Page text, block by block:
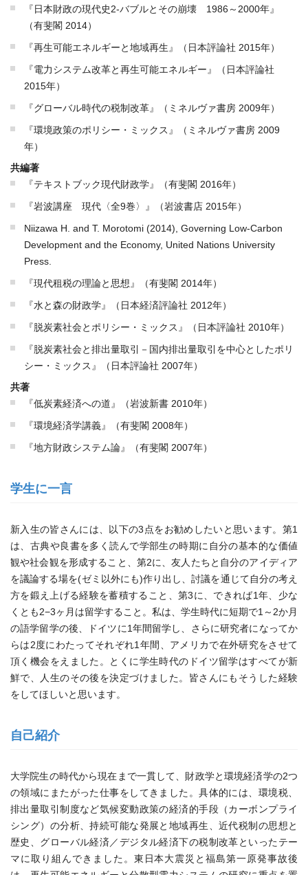
『日本財政の現代史2‐バブルとその崩壊 1986～2000年』
（有斐閣 2014）
『再生可能エネルギーと地域再生』（日本評論社 2015年）
『電力システム改革と再生可能エネルギー』（日本評論社
2015年）
『グローバル時代の税制改革』（ミネルヴァ書房 2009年）
『環境政策のポリシー・ミックス』（ミネルヴァ書房 2009
年）
共編著
『テキストブック現代財政学』（有斐閣 2016年）
『岩波講座 現代〈全9巻〉』（岩波書店 2015年）
Niizawa H. and T. Morotomi (2014), Governing Low-Carbon
Development and the Economy, United Nations University
Press.
『現代租税の理論と思想』（有斐閣 2014年）
『水と森の財政学』（日本経済評論社 2012年）
『脱炭素社会とポリシー・ミックス』（日本評論社 2010年）
『脱炭素社会と排出量取引－国内排出量取引を中心としたポリ
シー・ミックス』（日本評論社 2007年）
共著
『低炭素経済への道』（岩波新書 2010年）
『環境経済学講義』（有斐閣 2008年）
『地方財政システム論』（有斐閣 2007年）
学生に一言
新入生の皆さんには、以下の3点をお勧めしたいと思います。第1
は、古典や良書を多く読んで学部生の時期に自分の基本的な価値
観や社会観を形成すること、第2に、友人たちと自分のアイディア
を議論する場を(ゼミ以外にも)作り出し、討議を通じて自分の考え
方を鍛え上げる経験を蓄積すること、第3に、できれば1年、少な
くとも2−3ヶ月は留学すること。私は、学生時代に短期で1～2か月
の語学留学の後、ドイツに1年間留学し、さらに研究者になってか
らは2度にわたってそれぞれ1年間、アメリカで在外研究をさせて
頂く機会をえました。とくに学生時代のドイツ留学はすべてが新
鮮で、人生のその後を決定づけました。皆さんにもそうした経験
をしてほしいと思います。
自己紹介
大学院生の時代から現在まで一貫して、財政学と環境経済学の2つ
の領域にまたがった仕事をしてきました。具体的には、環境税、
排出量取引制度など気候変動政策の経済的手段（カーボンプライ
シング）の分析、持続可能な発展と地域再生、近代税制の思想と
歴史、グローバル経済／デジタル経済下の税制改革といったテー
マに取り組んできました。東日本大震災と福島第一原発事故後